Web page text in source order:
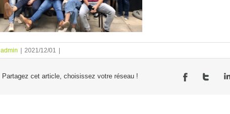
admin 2021/12/01
Partagez cet article, choisissez votre réseau !